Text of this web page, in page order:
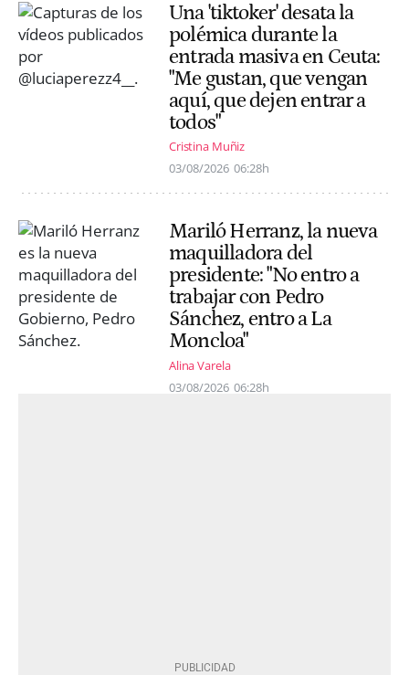
Una 'tiktoker' desata la
polémica durante la
entrada masiva en Ceuta:
"Me gustan, que vengan
aquí, que dejen entrar a
todos"
Cristina Muñiz
03/08/2026 06:28h
Mariló Herranz, la nueva
maquilladora del
presidente: "No entro a
trabajar con Pedro
Sánchez, entro a La
Moncloa"
Alina Varela
03/08/2026 06:28h